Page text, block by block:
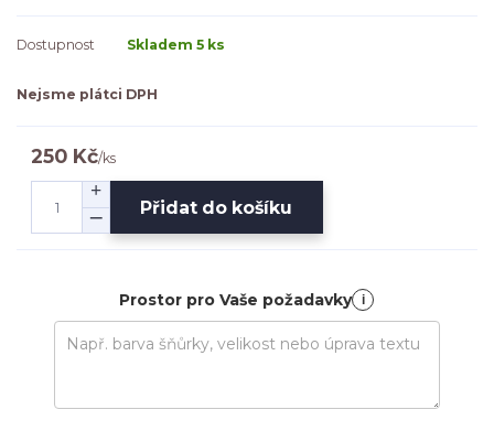
Dostupnost Skladem 5 ks
Nejsme plátci DPH
250 Kč/ks
Přidat do košíku
Prostor pro Vaše požadavky i